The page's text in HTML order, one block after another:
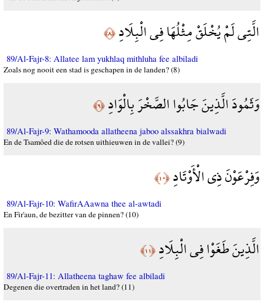
الَّتِي لَمْ يُخْلَقْ مِثْلُهَا فِي الْبِلَادِ﴿٨﴾
89/Al-Fajr-8: Allatee lam yukhlaq mithluha fee albiladi
Zoals nog nooit een stad is geschapen in de landen? (8)
وَثَمُودَ الَّذِينَ جَابُوا الصَّخْرَ بِالْوَادِ﴿٩﴾
89/Al-Fajr-9: Wathamooda allatheena jaboo alssakhra bialwadi
En de Tsamôed die de rotsen uithieuwen in de vallei? (9)
وَفِرْعَوْنَ ذِي الْأَوْتَادِ﴿١٠﴾
89/Al-Fajr-10: WafirAAawna thee al-awtadi
En Fir'aun, de bezitter van de pinnen? (10)
الَّذِينَ طَغَوْا فِي الْبِلَادِ﴿١١﴾
89/Al-Fajr-11: Allatheena taghaw fee albiladi
Degenen die overtraden in het land? (11)